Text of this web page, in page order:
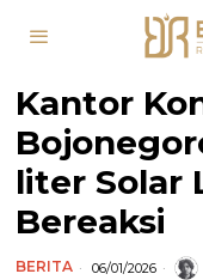
Kantor
liter Solar
Bereaksi
BERITA 06/01/2026